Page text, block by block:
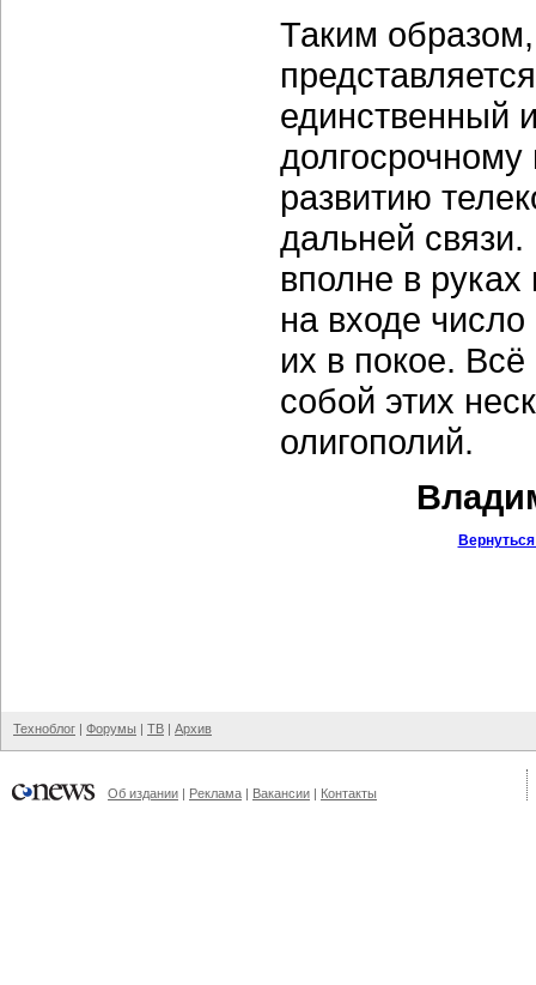
Таким
единственный
долгосрочному
развитию
дальней
вполне в руках
на входе число
их в покое.
собой этих
олигополий.
Техноблог | Форумы | ТВ | Архив
Об издании | Реклама | Вакансии | Контакты